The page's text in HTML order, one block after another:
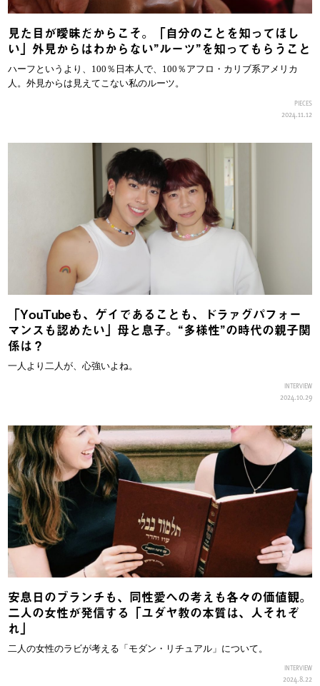
見た目が曖昧だからこそ。「自分のことを知ってほし
い」外見からはわからない”ルーツ”を知ってもらうこと
ハーフというより、100％日本人で、100％アフロ・カリブ系アメリカ
人。外見からは見えてこない私のルーツ。
PIECES
2024.11.12
「YouTubeも、ゲイであることも、ドラァグパフォー
マンスも認めたい」母と息子。“多様性”の時代の親子関
係は？
一人より二人が、心強いよね。
INTERVIEW
2024.10.29
安息日のブランチも、同性愛への考えも各々の価値観。
二人の女性が発信する「ユダヤ教の本質は、人それぞ
れ」
二人の女性のラビが考える「モダン・リチュアル」について。
INTERVIEW
2024.8.22